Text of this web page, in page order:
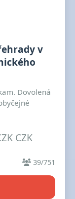
v
Dovolená
CZK
39/751